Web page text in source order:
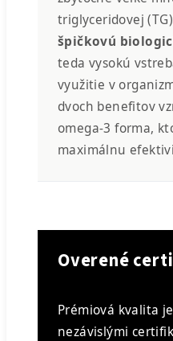
triglyceridovej
špičkovú
teda vysokú
využitie v
dvoch benefitov
omega-3 forma,
maximálnu
Overené
Prémiová kvalita
nezávislými